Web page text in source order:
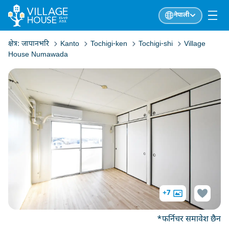
नेपाली
क्षेत्र: जापानभरि Kanto Tochigi-ken Tochigi-shi
Village
House Numawada
+7
*फर्निचर समावेश छैन